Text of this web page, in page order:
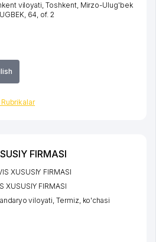
viloyati ,Toshkent, Mirzo-Ulug'bek
, 64, of. 2
FIRMASI
XUSUSIY FIRMASI
XUSUSIY FIRMASI
viloyati Termiz ko'chasi